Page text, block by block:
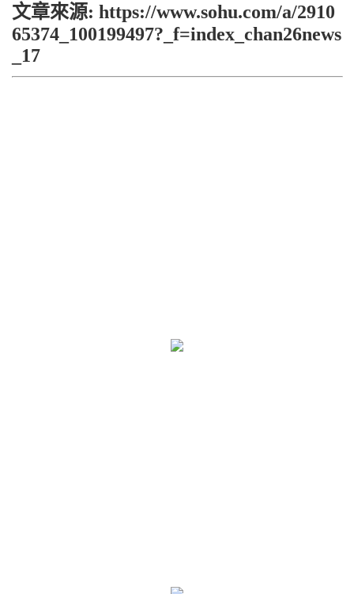
文章來源: https://www.sohu.com/a/2910
65374_100199497?_f=index_chan26news
_17